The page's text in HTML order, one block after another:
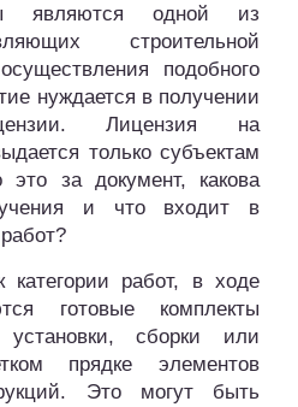
являются одной из
строительной
подобного
нуждается в получении
Лицензия на
только субъектам
это за документ, какова
и что входит в
категории работ, в ходе
готовые комплекты
сборки или
прядке элементов
Это могут быть